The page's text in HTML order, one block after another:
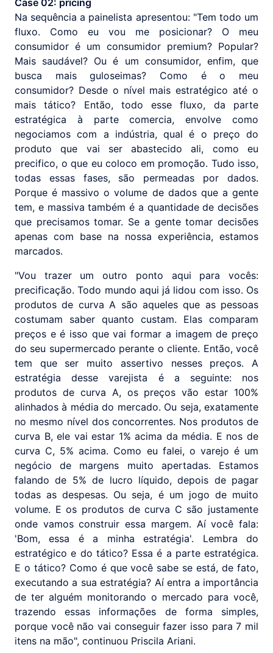
Case 02: pricing
Na sequência a painelista apresentou: "Tem todo um
fluxo. Como eu vou me posicionar? O meu
consumidor é um consumidor premium? Popular?
Mais saudável? Ou é um consumidor, enfim, que
busca mais guloseimas? Como é o meu
consumidor? Desde o nível mais estratégico até o
mais tático? Então, todo esse fluxo, da parte
estratégica à parte comercia, envolve como
negociamos com a indústria, qual é o preço do
produto que vai ser abastecido ali, como eu
precifico, o que eu coloco em promoção. Tudo isso,
todas essas fases, são permeadas por dados.
Porque é massivo o volume de dados que a gente
tem, e massiva também é a quantidade de decisões
que precisamos tomar. Se a gente tomar decisões
apenas com base na nossa experiência, estamos
marcados.
"Vou trazer um outro ponto aqui para vocês:
precificação. Todo mundo aqui já lidou com isso. Os
produtos de curva A são aqueles que as pessoas
costumam saber quanto custam. Elas comparam
preços e é isso que vai formar a imagem de preço
do seu supermercado perante o cliente. Então, você
tem que ser muito assertivo nesses preços. A
estratégia desse varejista é a seguinte: nos
produtos de curva A, os preços vão estar 100%
alinhados à média do mercado. Ou seja, exatamente
no mesmo nível dos concorrentes. Nos produtos de
curva B, ele vai estar 1% acima da média. E nos de
curva C, 5% acima. Como eu falei, o varejo é um
negócio de margens muito apertadas. Estamos
falando de 5% de lucro líquido, depois de pagar
todas as despesas. Ou seja, é um jogo de muito
volume. E os produtos de curva C são justamente
onde vamos construir essa margem. Aí você fala:
'Bom, essa é a minha estratégia'. Lembra do
estratégico e do tático? Essa é a parte estratégica.
E o tático? Como é que você sabe se está, de fato,
executando a sua estratégia? Aí entra a importância
de ter alguém monitorando o mercado para você,
trazendo essas informações de forma simples,
porque você não vai conseguir fazer isso para 7 mil
itens na mão", continuou Priscila Ariani.